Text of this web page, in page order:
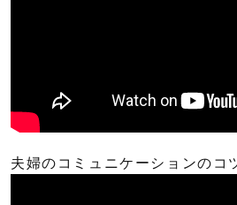
夫婦のコミュニケーションの